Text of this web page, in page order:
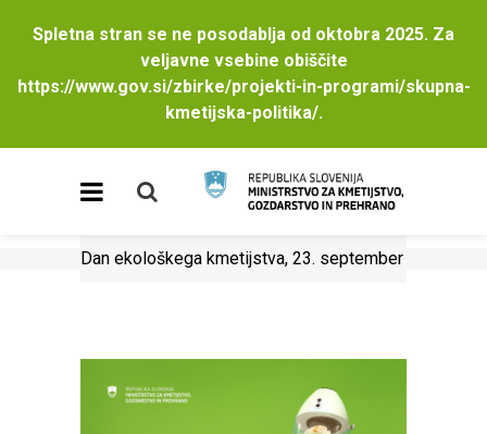
Spletna stran se ne posodablja od oktobra 2025. Za
veljavne vsebine obiščite
https://www.gov.si/zbirke/projekti-in-programi/skupna-
kmetijska-politika/.
Dan ekološkega kmetijstva, 23. september